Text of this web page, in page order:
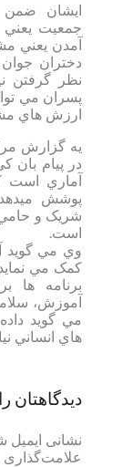
ايشان ضمن
جمعيت يعني
آمدن يعني
دختران جوان
نظر گرفتن
پسران مي
ارزش هاي
يه گزارش
در پيام
آماري است
پوشش
شريک و حامي
است.
وي مي گويد
کمک مي
برنامه ها
آموزش،
مي گويد
هاي انساني
دیدگاهتان
نشانی ایمیل
علامت‌گذاری